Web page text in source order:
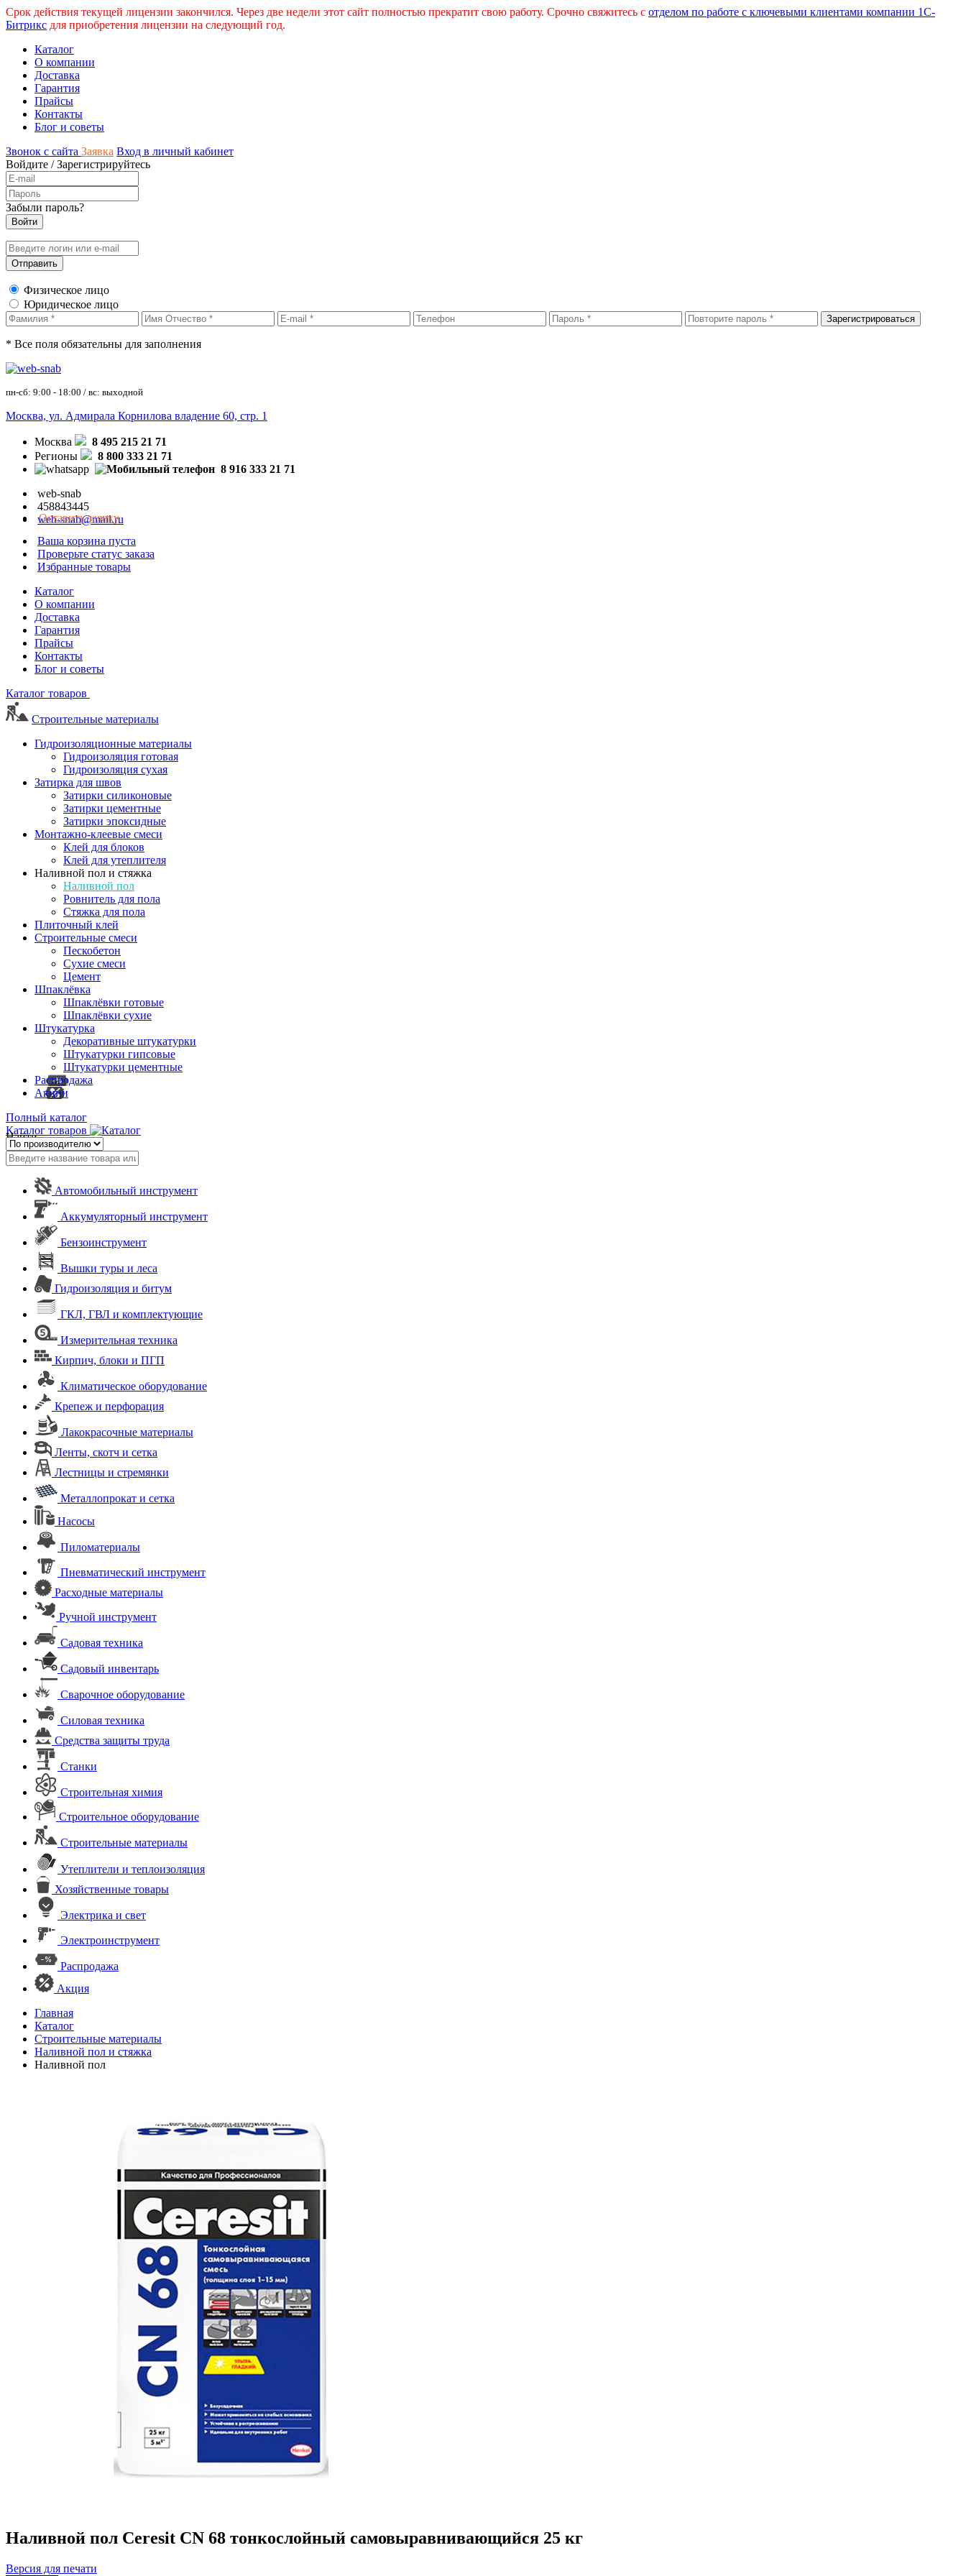
Срок действия текущей лицензии закончился. Через две недели этот сайт полностью прекратит свою работу. Срочно свяжитесь с отделом по работе с ключевыми клиентами компании 1С-
Битрикс для приобретения лицензии на следующий год.
Каталог
О компании
Доставка
Гарантия
Прайсы
Контакты
Блог и советы
Звонок с сайта Заявка Вход в личный кабинет
Войдите /Зарегистрируйтесь
Забыли пароль?
Физическое лицо
Юридическое лицо
* Все поля обязательны для заполнения
пн-сб: 9:00 - 18:00 / вс: выходной
Москва, ул. Адмирала Корнилова владение 60, стр. 1
Москва
8 495 215 21 71
Регионы
8 800 333 21 71
8 916 333 21 71
web-snab
458843445
web-snab@mail.ru
Оставить заявку
Ваша корзина пуста
Проверьте статус заказа
Избранные товары
Каталог
О компании
Доставка
Гарантия
Прайсы
Контакты
Блог и советы
Каталог товаров
Строительные материалы
Гидроизоляционные материалы
Гидроизоляция готовая
Гидроизоляция сухая
Затирка для швов
Затирки силиконовые
Затирки цементные
Затирки эпоксидные
Монтажно-клеевые смеси
Клей для блоков
Клей для утеплителя
Наливной пол и стяжка
Наливной пол
Ровнитель для пола
Стяжка для пола
Плиточный клей
Строительные смеси
Пескобетон
Сухие смеси
Цемент
Шпаклёвка
Шпаклёвки готовые
Шпаклёвки сухие
Штукатурка
Декоративные штукатурки
Штукатурки гипсовые
Штукатурки цементные
Распродажа
Акции
Полный каталог
Каталог товаров
Найти
Автомобильный инструмент
Аккумуляторный инструмент
Бензоинструмент
Вышки туры и леса
Гидроизоляция и битум
ГКЛ, ГВЛ и комплектующие
Измерительная техника
Кирпич, блоки и ПГП
Климатическое оборудование
Крепеж и перфорация
Лакокрасочные материалы
Ленты, скотч и сетка
Лестницы и стремянки
Металлопрокат и сетка
Насосы
Пиломатериалы
Пневматический инструмент
Расходные материалы
Ручной инструмент
Садовая техника
Садовый инвентарь
Сварочное оборудование
Силовая техника
Средства защиты труда
Станки
Строительная химия
Строительное оборудование
Строительные материалы
Утеплители и теплоизоляция
Хозяйственные товары
Электрика и свет
Электроинструмент
Распродажа
Акция
Главная
Каталог
Строительные материалы
Наливной пол и стяжка
Наливной пол
Наливной пол Ceresit CN 68 тонкослойный самовыравнивающийся 25 кг
Версия для печати